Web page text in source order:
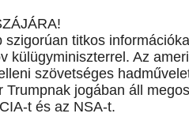
szigorúan titkos
külügyminiszterrel. Az
szövetséges
Trumpnak jogában áll
t és az NSA-t.